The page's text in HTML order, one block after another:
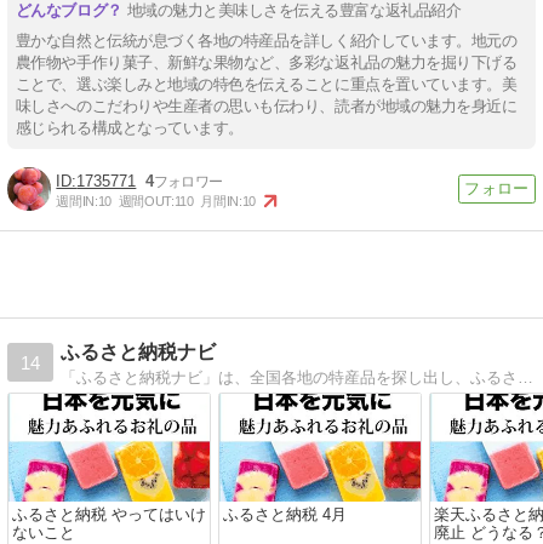
地域の魅力と美味しさを伝える豊富な返礼品紹介
豊かな自然と伝統が息づく各地の特産品を詳しく紹介しています。地元の
農作物や手作り菓子、新鮮な果物など、多彩な返礼品の魅力を掘り下げる
ことで、選ぶ楽しみと地域の特色を伝えることに重点を置いています。美
味しさへのこだわりや生産者の思いも伝わり、読者が地域の魅力を身近に
感じられる構成となっています。
1735771 4
週間IN:10 週間OUT:110 月間IN:10
14
ふるさと納税ナビ
ふるさと納税 やってはいけ
ないこと
ふるさと納税 4月
楽天ふるさと
廃止 どうなる